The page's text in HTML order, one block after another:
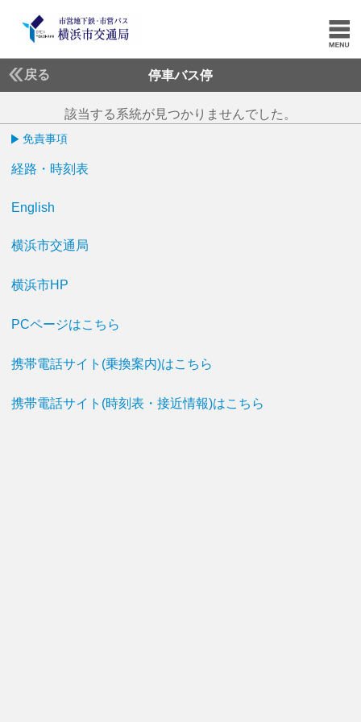
戻る 停車バス停
該当する系統が見つかりませんでした。
免責事項
経路・時刻表
English
横浜市交通局
横浜市HP
PCページはこちら
携帯電話サイト(乗換案内)はこちら
携帯電話サイト(時刻表・接近情報)はこちら